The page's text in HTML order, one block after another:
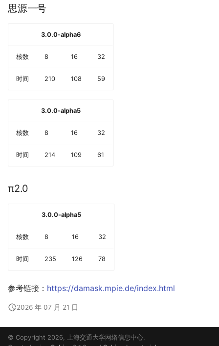
思源一号
3.0.0-alpha6
核数 8 16 32
时间 210 108 59
3.0.0-alpha5
核数 8 16 32
时间 214 109 61
π2.0
3.0.0-alpha5
核数 8 16 32
时间 235 126 78
参考链接： https://damask.mpie.de/index.html
2026 年 07 月 21 日
© Copyright 2026, 上海交通大学网络信息中心.